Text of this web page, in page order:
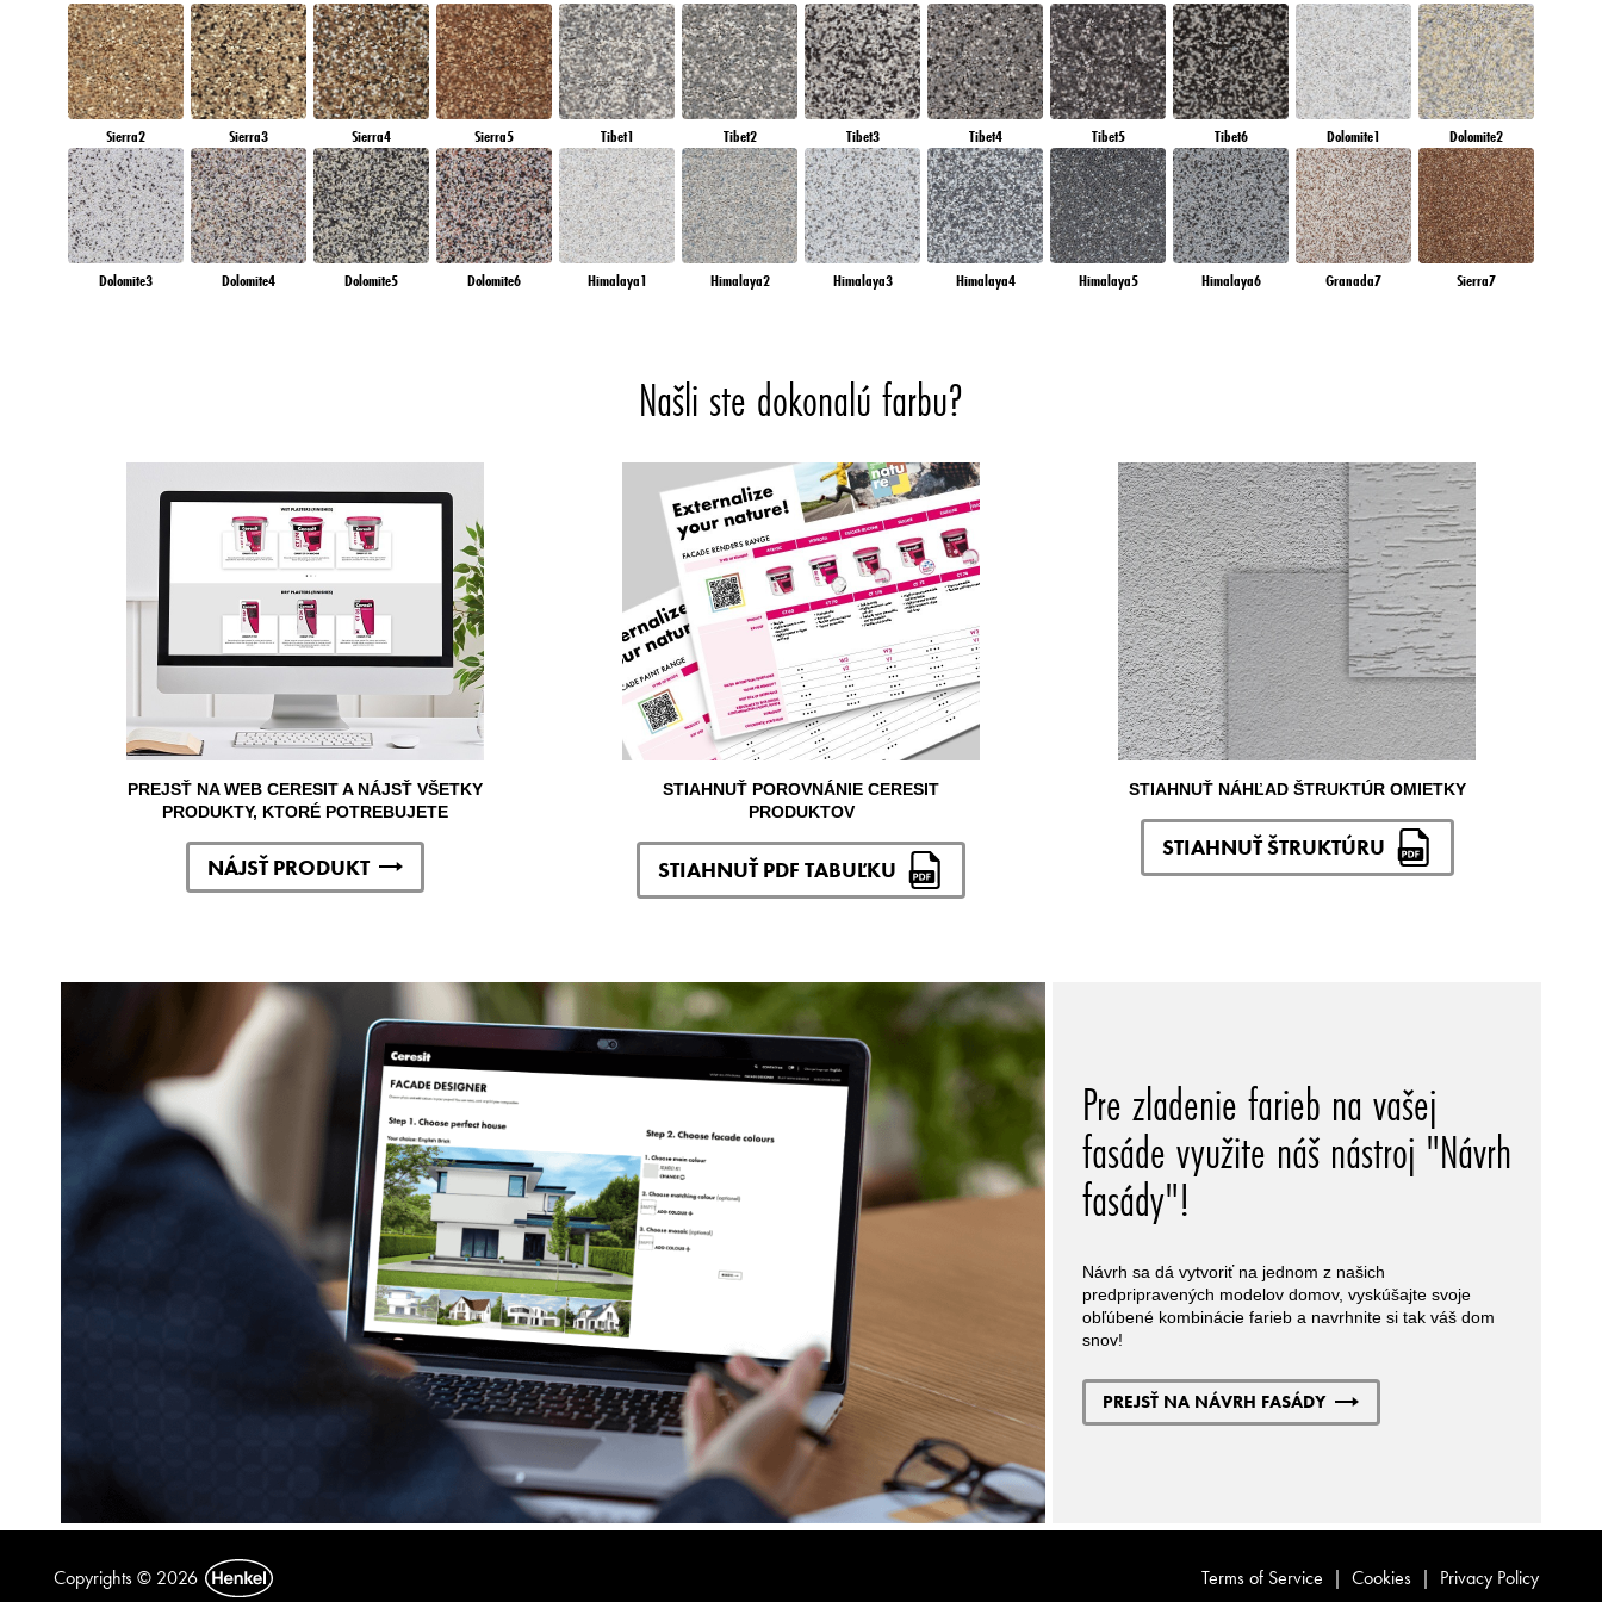
Sierra2 Sierra3 Sierra4 Sierra5 Tibet1 Tibet2 Tibet3 Tibet4 Tibet5 Tibet6 Dolomite1 Dolomite2
Dolomite3 Dolomite4 Dolomite5 Dolomite6 Himalaya1 Himalaya2 Himalaya3 Himalaya4 Himalaya5 Himalaya6 Granada7 Sierra7
Našli ste dokonalú farbu?
PREJSŤ NA WEB CERESIT A NÁJSŤ VŠETKY
PRODUKTY, KTORÉ POTREBUJETE
NÁJSŤ PRODUKT
STIAHNUŤ POROVNÁNIE CERESIT
PRODUKTOV
STIAHNUŤ PDF TABUĽKU
STIAHNUŤ NÁHĽAD ŠTRUKTÚR OMIETKY
STIAHNUŤ ŠTRUKTÚRU
Pre zladenie farieb na vašej
fasáde využite náš nástroj "Návrh
fasády"!
Návrh sa dá vytvoriť na jednom z našich
predpripravených modelov domov, vyskúšajte svoje
obľúbené kombinácie farieb a navrhnite si tak váš dom
snov!
PREJSŤ NA NÁVRH FASÁDY
Copyrights © 2026 Terms of Service | Cookies | Privacy Policy